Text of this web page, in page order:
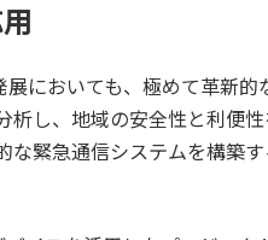
においても、極めて革新
析し、地域の安全性と利便
な緊急通信システムを構築